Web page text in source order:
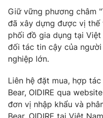
Giữ vững phương châm
đã xây dựng được vị thế
phối đồ gia dụng tại
đối tác tin cậy của
nghiệp lớn.
Liên hệ đặt mua, hợp
Bear, OIDIRE qua
đơn vị nhập khẩu và
Bear, OIDIRE tại Việt